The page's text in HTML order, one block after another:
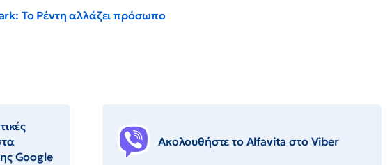
Το Ρέντη αλλάζει πρόσωπο
Google
Ακολουθήστε το Αlfavita στο Viber